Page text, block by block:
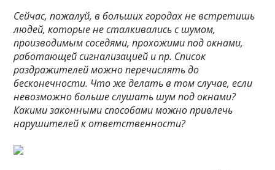
Сейчас, пожалуй, в больших городах не встретишь
людей, которые не сталкивались с шумом,
производимым соседями, прохожими под окнами,
работающей сигнализацией и пр. Список
раздражителей можно перечислять до
бесконечности. Что же делать в том случае, если
невозможно больше слушать шум под окнами?
Какими законными способами можно привлечь
нарушителей к ответственности?